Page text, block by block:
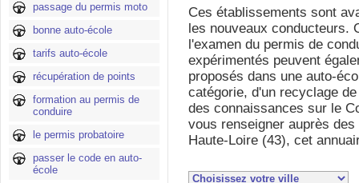
passage du permis moto
bonne auto-école
tarifs auto-école
récupération de points
formation au permis de
conduire
le permis probatoire
passer le code en auto-
école
Ces établissements sont
les nouveaux conducteurs.
l'examen du permis de
expérimentés peuvent
proposés dans une auto-
catégorie, d'un recyclage
des connaissances sur le
vous renseigner auprès
Haute-Loire (43), cet